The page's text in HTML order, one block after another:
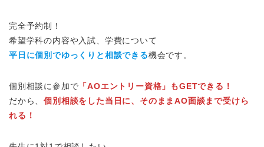
完全予約制！
希望学科の内容や入試、学費について
平日に個別でゆっくりと相談できる機会です。
個別相談に参加で 「AOエントリー資格」もGETできる！
だから、個別相談をした当日に、そのままAO面談まで受けら
れる！